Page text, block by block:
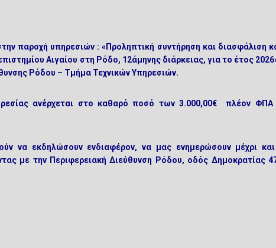
παροχή υπηρεσιών : «Προληπτική συντήρηση και διασφάλιση
Αιγαίου στη Ρόδο, 12άμηνης διάρκειας, για το έτος
Ρόδου – Τμήμα Τεχνικών Υπηρεσιών.
ανέρχεται στο καθαρό ποσό των 3.000,00€ πλέον ΦΠΑ
να εκδηλώσουν ενδιαφέρον, να μας ενημερώσουν μέχρι
με την Περιφερειακή Διεύθυνση Ρόδου, οδός Δημοκρατίας